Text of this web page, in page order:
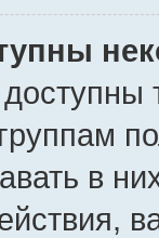
в